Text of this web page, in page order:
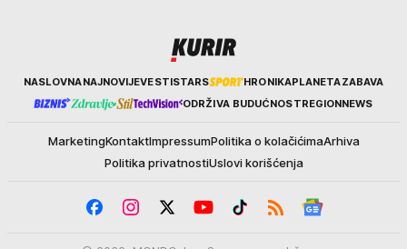
KurirNASLOVNANAJNOVIJEVESTISTARS HRONIKAPLANETAZABAVA
ODRŽIVA BUDUĆNOSTREGIONNEWS
MarketingKontaktImpressumPolitika o kolačićimaArhiva
Politika privatnostiUslovi korišćenja